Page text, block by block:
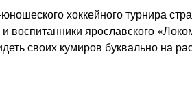
хоккейного турнира
воспитанники ярославского
своих кумиров буквально на